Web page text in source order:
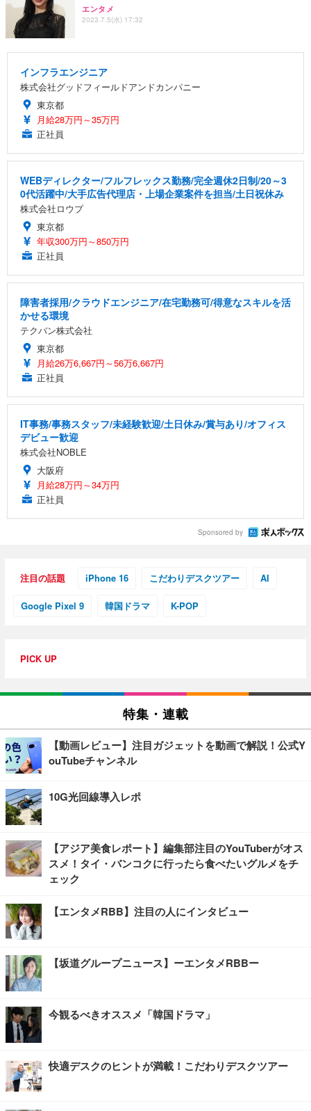
エンタメ
2023.7.5(水) 17:32
インフラエンジニア
株式会社グッドフィールドアンドカンパニー
東京都
月給28万円～35万円
正社員
WEBディレクター/フルフレックス勤務/完全週休2日制/20～3
0代活躍中/大手広告代理店・上場企業案件を担当/土日祝休み
株式会社ロウプ
東京都
年収300万円～850万円
正社員
障害者採用/クラウドエンジニア/在宅勤務可/得意なスキルを活
かせる環境
テクバン株式会社
東京都
月給26万6,667円～56万6,667円
正社員
IT事務/事務スタッフ/未経験歓迎/土日休み/賞与あり/オフィス
デビュー歓迎
株式会社NOBLE
大阪府
月給28万円～34万円
正社員
Sponsored by
注目の話題 iPhone 16 こだわりデスクツアー AI
Google Pixel 9 韓国ドラマ K-POP
PICK UP
特集・連載
【動画レビュー】注目ガジェットを動画で解説！公式Y
ouTubeチャンネル
10G光回線導入レポ
【アジア美食レポート】編集部注目のYouTuberがオス
スメ！タイ・バンコクに行ったら食べたいグルメをチ
ェック
【エンタメRBB】注目の人にインタビュー
【坂道グループニュース】ーエンタメRBBー
今観るべきオススメ「韓国ドラマ」
快適デスクのヒントが満載！こだわりデスクツアー